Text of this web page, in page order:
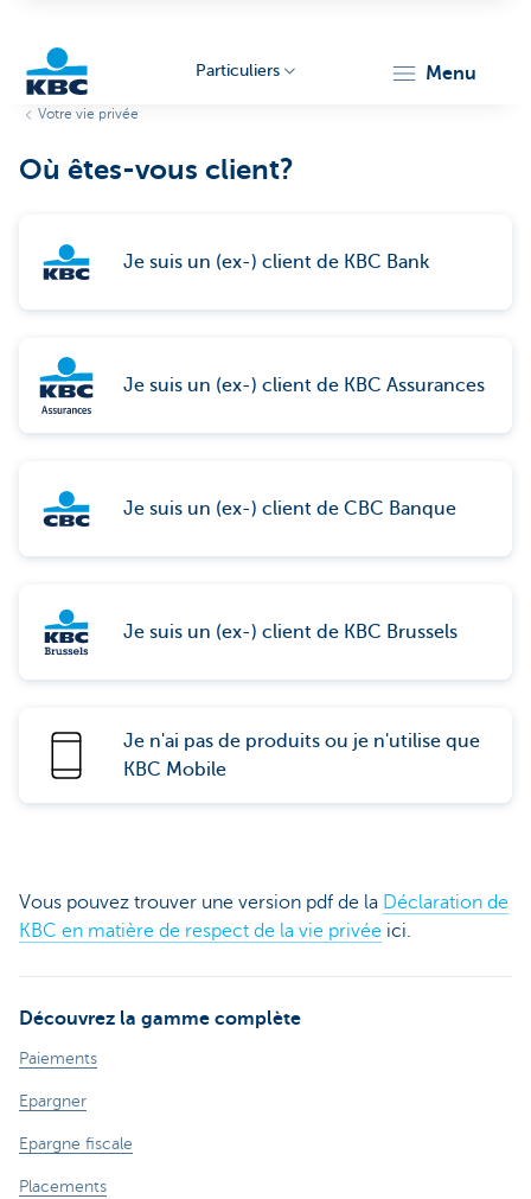
Particuliers menu
Votre vie privée
Où êtes-vous client?
Je suis un (ex-) client de KBC Bank
Je suis un (ex-) client de KBC Assurances
Je suis un (ex-) client de CBC Banque
Je suis un (ex-) client de KBC Brussels
Je n'ai pas de produits ou je n'utilise que
KBC Mobile
Vous pouvez trouver une version pdf de la Déclaration de
KBC en matière de respect de la vie privée ici.
Découvrez la gamme complète
Paiements
Epargner
Epargne fiscale
Placements